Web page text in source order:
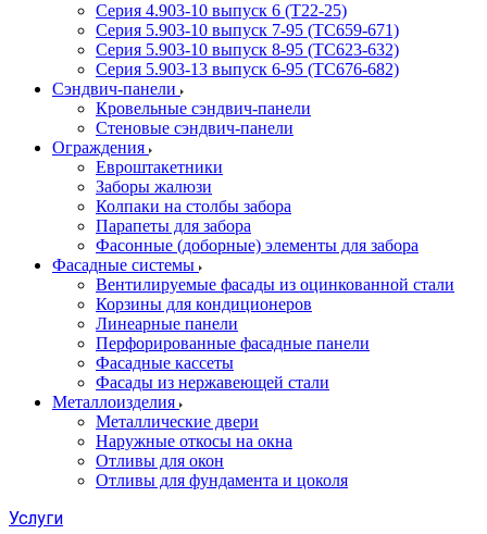
Серия 4.903-10 выпуск 6 (Т22-25)
Серия 5.903-10 выпуск 7-95 (ТС659-671)
Серия 5.903-10 выпуск 8-95 (ТС623-632)
Серия 5.903-13 выпуск 6-95 (ТС676-682)
Сэндвич-панели
Кровельные сэндвич-панели
Стеновые сэндвич-панели
Ограждения
Евроштакетники
Заборы жалюзи
Колпаки на столбы забора
Парапеты для забора
Фасонные (доборные) элементы для забора
Фасадные системы
Вентилируемые фасады из оцинкованной стали
Корзины для кондиционеров
Линеарные панели
Перфорированные фасадные панели
Фасадные кассеты
Фасады из нержавеющей стали
Металлоизделия
Металлические двери
Наружные откосы на окна
Отливы для окон
Отливы для фундамента и цоколя
Услуги